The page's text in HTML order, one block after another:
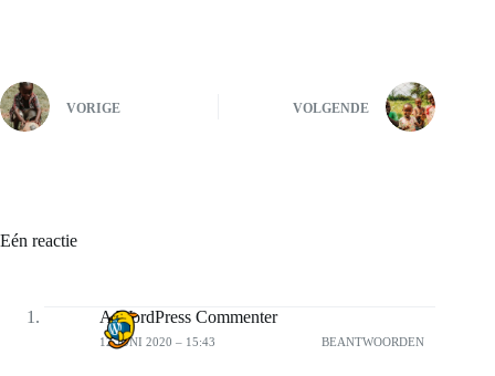
VORIGE VOLGENDE
Eén reactie
A WordPress Commenter
12 JUNI 2020 – 15:43 BEANTWOORDEN